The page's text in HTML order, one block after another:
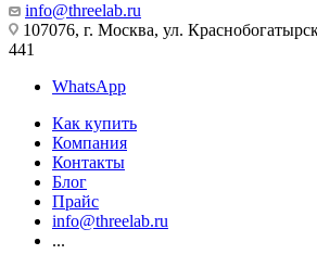
info@threelab.ru
107076, г. Москва, ул.
441
WhatsApp
Как купить
Компания
Контакты
Блог
Прайс
info@threelab.ru
...